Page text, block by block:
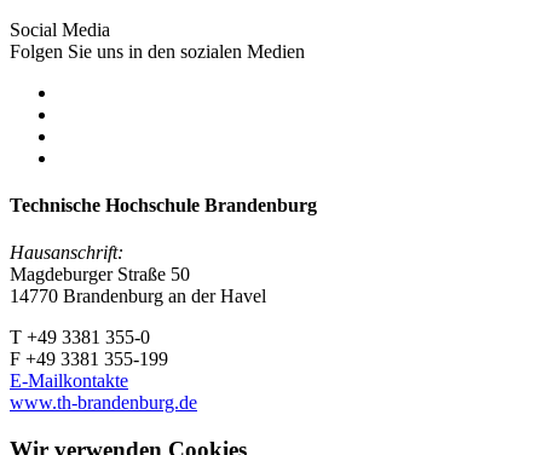
Social Media
Folgen Sie uns in den sozialen Medien
Technische Hochschule Brandenburg
Hausanschrift:
Magdeburger Straße 50
14770 Brandenburg an der Havel
T +49 3381 355-0
F +49 3381 355-199
E-Mailkontakte
www.th-brandenburg.de
Wir verwenden Cookies